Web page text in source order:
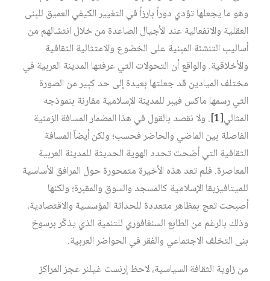
وهو ما يجعلها تؤدي دوراً بارزاً في التغيير الكيفي العميق للبنى
العقلية والانفعالية عند الأجيال الصاعدة من خلال انتشالهم من
أساليب التنشئة المبنية على الخضوع والامتثالية الثقافية
والأخلاقية. والواقع أن التحولات التي عرفتها المدينة العربية في
مختلف الميادين قد جعلتها بعيدة إلى حد كبير من الصورة
التي رسمها ماكس فيبر للمدينة الإسلامية مقارنة بنموذجه
المثالي‏[1]
. ولا نقصد بالقول في هذا المضمار المسافة الزمنية
الفاصلة بين الماضي والحاضر فحسب؛ ولكن أيضاً المسافة
الثقافية التي أضحت تحدد الهوية الحديثة للمدينة العربية
المعاصرة. فلم تعد هذه الأخيرة متمحورة حول المرافق الأساسية
للميتافيزيقا الإسلامية كالمسجد والسوق والمقبرة؛ ولكنها
أصبحت تعج بمظاهر متعددة للحداثة المؤسسية والاقتصادية،
وذلك بالرغم من الطابع السنغافوري للتنمية الذي يذكّر برسوخ
بنى التخلف الاجتماعي والفقر في الحواضر العربية.
من زاوية الثقافة السياسية، لاحظ إرنست غيلنر عجز المراكز